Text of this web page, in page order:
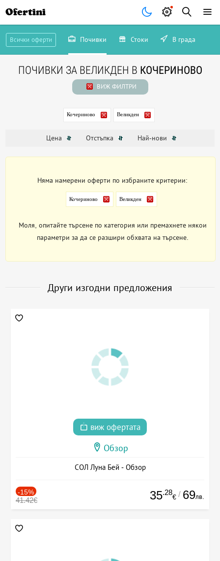
Ofertini
Всички оферти Почивки Стоки В града
ПОЧИВКИ ЗА ВЕЛИКДЕН В КОЧЕРИНОВО
ВИЖ ФИЛТРИ
Кочериново Великден
Цена Отстъпка Най-нови
Няма намерени оферти по избраните критерии:
Кочериново Великден
Моля, опитайте търсене по категория или премахнете някои
параметри за да се разшири обхвата на търсене.
Други изгодни предложения
виж офертата
Обзор
СОЛ Луна Бей - Обзор
-15%
41.42€ 35.28
€ / 69лв.